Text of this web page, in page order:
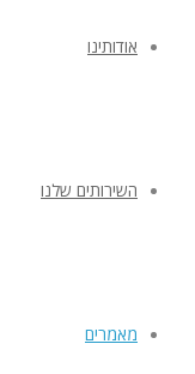
אודותינו
השירותים שלנו
מאמרים